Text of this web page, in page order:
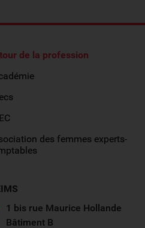
de la profession
des femmes experts-
1 bis rue Maurice Hollande
Bâtiment B